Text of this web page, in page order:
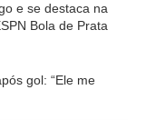
e se destaca na
Bola de Prata
gol: “Ele me